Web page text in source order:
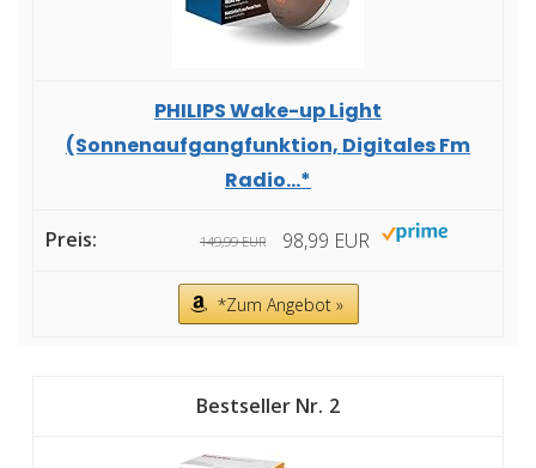
PHILIPS Wake-up Light
(Sonnenaufgangfunktion, Digitales Fm
Radio...*
149,99 EUR 98,99 EUR
*Zum Angebot »
2